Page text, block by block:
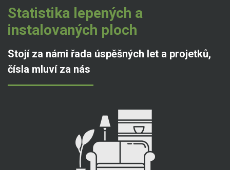
Statistika lepených a
instalovaných ploch
Stojí za námi řada úspěšných let a projetků,
čísla mluví za nás